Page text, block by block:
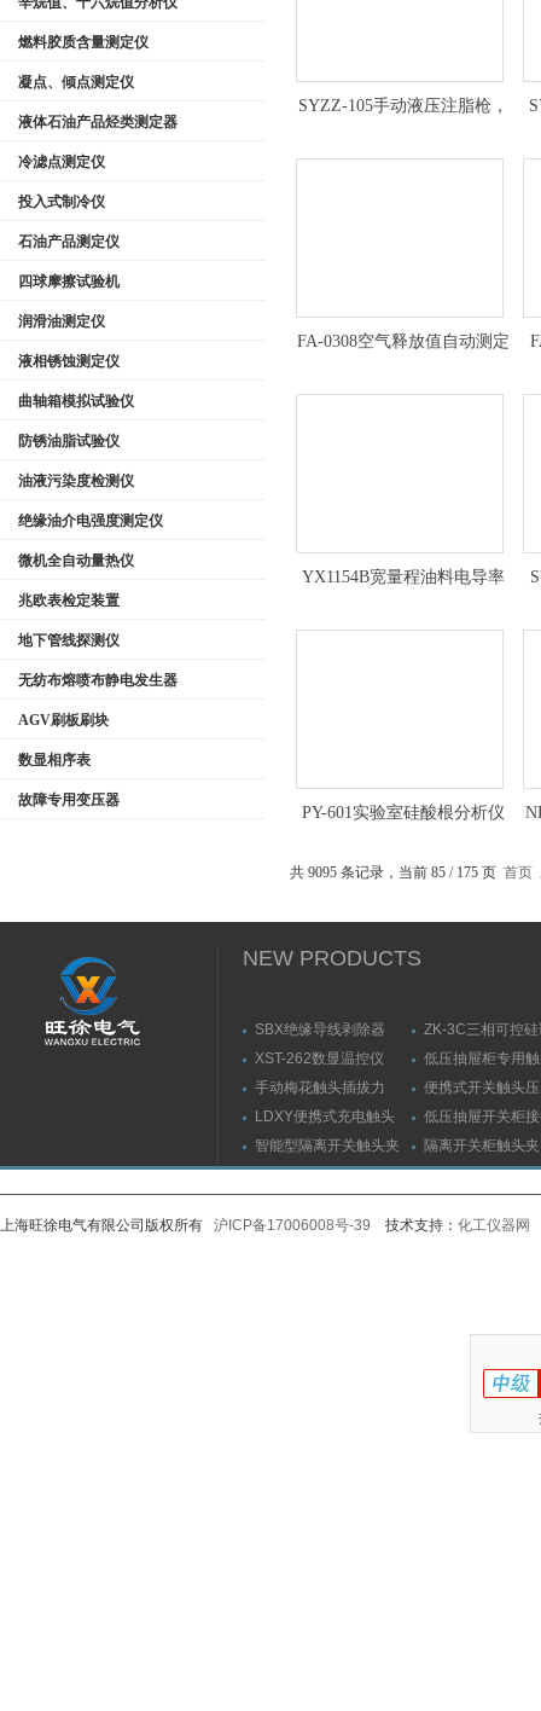
燃料胶质含量测定仪
凝点、倾点测定仪
液体石油产品烃类测定器
冷滤点测定仪
投入式制冷仪
石油产品测定仪
四球摩擦试验机
润滑油测定仪
液相锈蚀测定仪
曲轴箱模拟试验仪
防锈油脂试验仪
油液污染度检测仪
绝缘油介电强度测定仪
微机全自动量热仪
兆欧表检定装置
地下管线探测仪
无纺布熔喷布静电发生器
AGV刷板刷块
数显相序表
故障专用变压器
SYZZ-105手动液压注脂枪，
FA-0308空气释放值自动测定
YX1154B宽量程油料电导率
PY-601实验室硅酸根分析仪
共 9095 条记录，当前 85 / 175 页 首页
NEW PRODUCTS
SBX绝缘导线剥除器
ZK-3C三相可控
触发器
XST-262数显温控仪
低压抽屉柜专用
力测量仪套装
手动梅花触头插拔力
（推拉力）测量仪
便携式开关触头
（夹紧力）测量仪
LDXY便携式充电触头
（指）夹紧力测量仪
低压抽屉开关柜
触头（夹紧力）
智能型隔离开关触头夹
紧力测试仪
隔离开关柜触头
测试仪/精度传感
上海旺徐电气有限公司版权所有 沪ICP备17006008号-39 技术支持： 化工仪器网